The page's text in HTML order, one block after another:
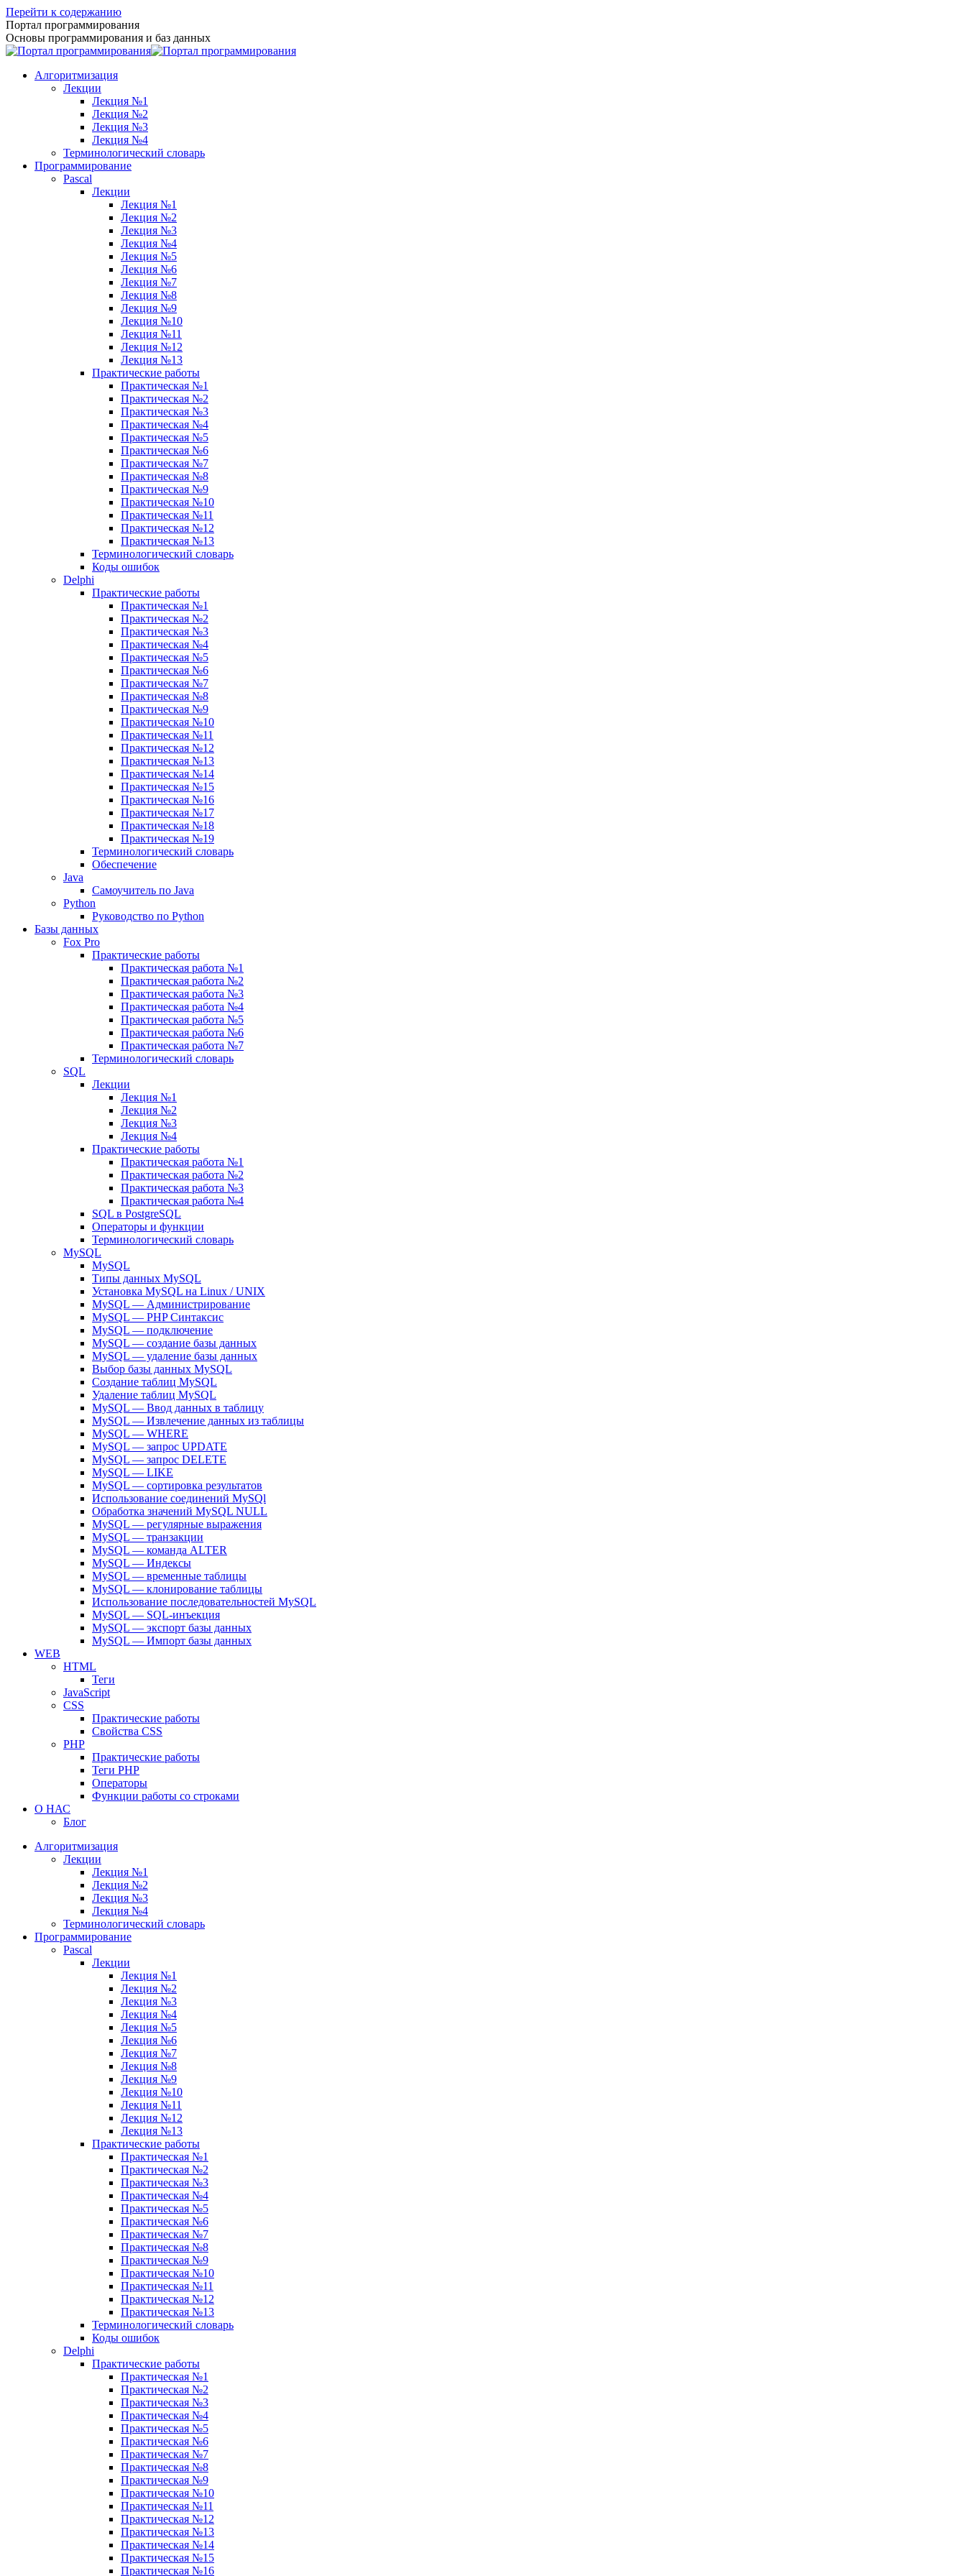
Перейти к содержанию
Портал программирования
Основы программирования и баз данных
Алгоритмизация
Лекции
Лекция №1
Лекция №2
Лекция №3
Лекция №4
Терминологический словарь
Программирование
Pascal
Лекции
Лекция №1
Лекция №2
Лекция №3
Лекция №4
Лекция №5
Лекция №6
Лекция №7
Лекция №8
Лекция №9
Лекция №10
Лекция №11
Лекция №12
Лекция №13
Практические работы
Практическая №1
Практическая №2
Практическая №3
Практическая №4
Практическая №5
Практическая №6
Практическая №7
Практическая №8
Практическая №9
Практическая №10
Практическая №11
Практическая №12
Практическая №13
Терминологический словарь
Коды ошибок
Delphi
Практические работы
Практическая №1
Практическая №2
Практическая №3
Практическая №4
Практическая №5
Практическая №6
Практическая №7
Практическая №8
Практическая №9
Практическая №10
Практическая №11
Практическая №12
Практическая №13
Практическая №14
Практическая №15
Практическая №16
Практическая №17
Практическая №18
Практическая №19
Терминологический словарь
Обеспечение
Java
Самоучитель по Java
Python
Руководство по Python
Базы данных
Fox Pro
Практические работы
Практическая работа №1
Практическая работа №2
Практическая работа №3
Практическая работа №4
Практическая работа №5
Практическая работа №6
Практическая работа №7
Терминологический словарь
SQL
Лекции
Лекция №1
Лекция №2
Лекция №3
Лекция №4
Практические работы
Практическая работа №1
Практическая работа №2
Практическая работа №3
Практическая работа №4
SQL в PostgreSQL
Операторы и функции
Терминологический словарь
MySQL
MySQL
Типы данных MySQL
Установка MySQL на Linux / UNIX
MySQL — Администрирование
MySQL — PHP Синтаксис
MySQL — подключение
MySQL — создание базы данных
MySQL — удаление базы данных
Выбор базы данных MySQL
Создание таблиц MySQL
Удаление таблиц MySQL
MySQL — Ввод данных в таблицу
MySQL — Извлечение данных из таблицы
MySQL — WHERE
MySQL — запрос UPDATE
MySQL — запрос DELETE
MySQL — LIKE
MySQL — сортировка результатов
Использование соединений MySQl
Обработка значений MySQL NULL
MySQL — регулярные выражения
MySQL — транзакции
MySQL — команда ALTER
MySQL — Индексы
MySQL — временные таблицы
MySQL — клонирование таблицы
Использование последовательностей MySQL
MySQL — SQL-инъекция
MySQL — экспорт базы данных
MySQL — Импорт базы данных
WEB
HTML
Теги
JavaScript
CSS
Практические работы
Свойства CSS
PHP
Практические работы
Теги PHP
Операторы
Функции работы со строками
О НАС
Блог
Алгоритмизация
Лекции
Лекция №1
Лекция №2
Лекция №3
Лекция №4
Терминологический словарь
Программирование
Pascal
Лекции
Лекция №1
Лекция №2
Лекция №3
Лекция №4
Лекция №5
Лекция №6
Лекция №7
Лекция №8
Лекция №9
Лекция №10
Лекция №11
Лекция №12
Лекция №13
Практические работы
Практическая №1
Практическая №2
Практическая №3
Практическая №4
Практическая №5
Практическая №6
Практическая №7
Практическая №8
Практическая №9
Практическая №10
Практическая №11
Практическая №12
Практическая №13
Терминологический словарь
Коды ошибок
Delphi
Практические работы
Практическая №1
Практическая №2
Практическая №3
Практическая №4
Практическая №5
Практическая №6
Практическая №7
Практическая №8
Практическая №9
Практическая №10
Практическая №11
Практическая №12
Практическая №13
Практическая №14
Практическая №15
Практическая №16